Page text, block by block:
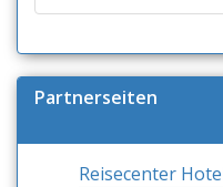
Partnerseiten
Reisecenter